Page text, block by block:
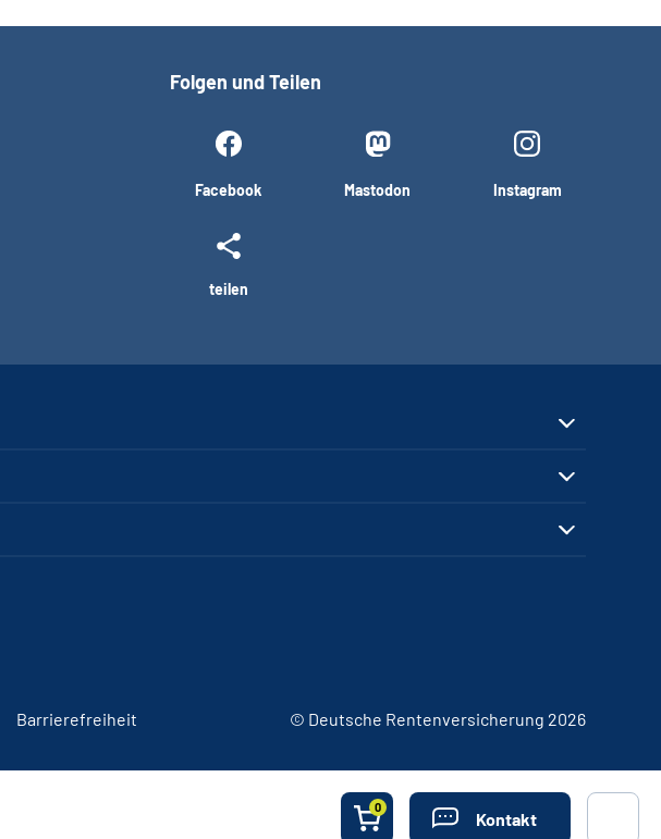
0
Kontakt
Folgen und Teilen
Facebook Mastodon Instagram
teilen
Barrierefreiheit © Deutsche Rentenversicherung 2026